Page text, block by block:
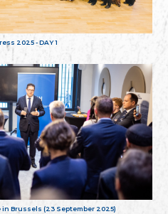
2025 - DAY 1
in Brussels (23 September 2025)